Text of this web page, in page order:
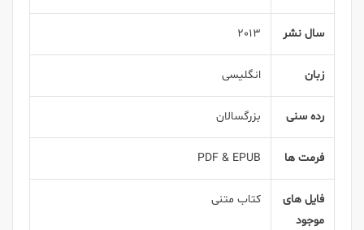
سال نشر 2013
زبان انگلیسی
رده سنی بزرگسالان
فرمت ها PDF & EPUB
فایل های
موجود
کتاب متنی